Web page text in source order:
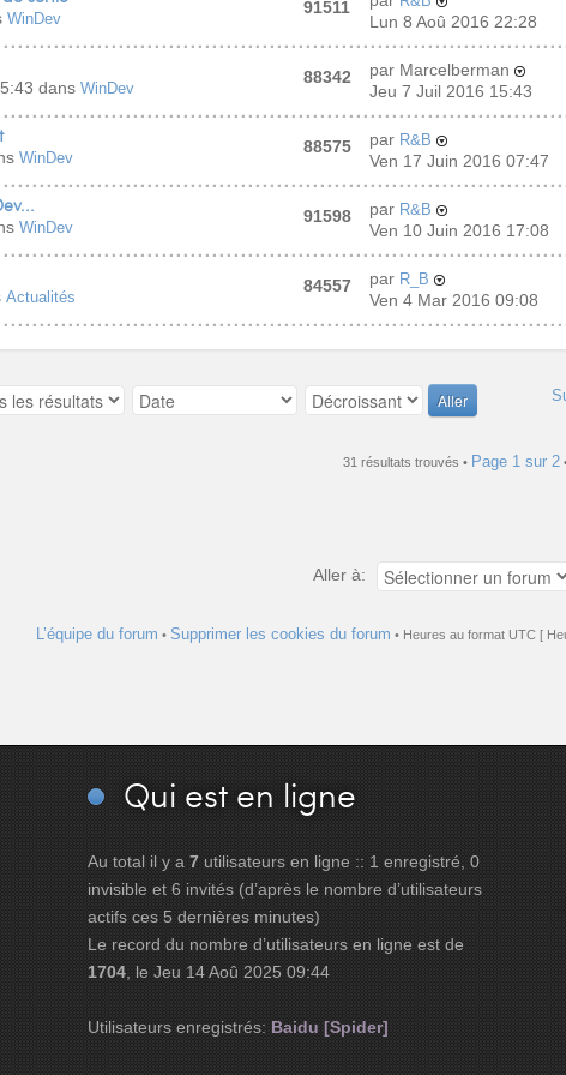
WinDev
91511
Lun 8 Aoû 2016 22:28
dans WinDev
88342
par Marcelberman
Jeu 7 Juil 2016 15:43
WinDev
88575 par R&B
Ven 17 Juin 2016 07:47
WinDev
91598 par R&B
Ven 10 Juin 2016 17:08
Actualités
84557 par R_B
Ven 4 Mar 2016 09:08
31 résultats trouvés • Page 1 sur 2
Aller à:
L’équipe du forum • Supprimer les cookies du forum • Heures au format UTC [
Qui est en ligne
Au total il y a 7 utilisateurs en ligne :: 1 enregistré, 0
invisible et 6 invités (d’après le nombre d’utilisateurs
actifs ces 5 dernières minutes)
Le record du nombre d’utilisateurs en ligne est de
1704 , le Jeu 14 Aoû 2025 09:44
Utilisateurs enregistrés: Baidu [Spider]